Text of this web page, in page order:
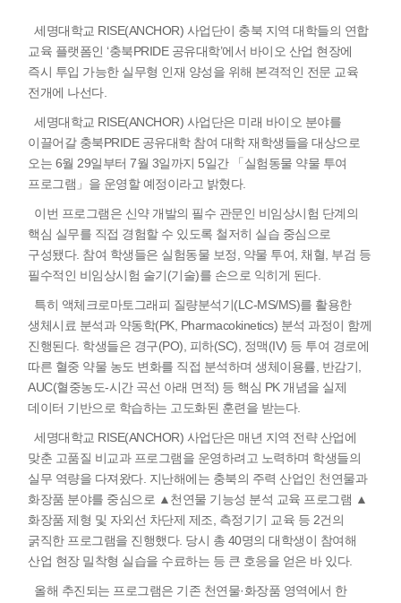
세명대학교 RISE(ANCHOR) 사업단이 충북 지역 대학들의 연합
교육 플랫폼인 ‘충북PRIDE 공유대학’에서 바이오 산업 현장에
즉시 투입 가능한 실무형 인재 양성을 위해 본격적인 전문 교육
전개에 나선다.
세명대학교 RISE(ANCHOR) 사업단은 미래 바이오 분야를
이끌어갈 충북PRIDE 공유대학 참여 대학 재학생들을 대상으로
오는 6월 29일부터 7월 3일까지 5일간 「실험동물 약물 투여
프로그램」을 운영할 예정이라고 밝혔다.
이번 프로그램은 신약 개발의 필수 관문인 비임상시험 단계의
핵심 실무를 직접 경험할 수 있도록 철저히 실습 중심으로
구성됐다. 참여 학생들은 실험동물 보정, 약물 투여, 채혈, 부검 등
필수적인 비임상시험 술기(기술)를 손으로 익히게 된다.
특히 액체크로마토그래피 질량분석기(LC-MS/MS)를 활용한
생체시료 분석과 약동학(PK, Pharmacokinetics) 분석 과정이 함께
진행된다. 학생들은 경구(PO), 피하(SC), 정맥(IV) 등 투여 경로에
따른 혈중 약물 농도 변화를 직접 분석하며 생체이용률, 반감기,
AUC(혈중농도-시간 곡선 아래 면적) 등 핵심 PK 개념을 실제
데이터 기반으로 학습하는 고도화된 훈련을 받는다.
세명대학교 RISE(ANCHOR) 사업단은 매년 지역 전략 산업에
맞춘 고품질 비교과 프로그램을 운영하려고 노력하며 학생들의
실무 역량을 다져왔다. 지난해에는 충북의 주력 산업인 천연물과
화장품 분야를 중심으로 ▲천연물 기능성 분석 교육 프로그램 ▲
화장품 제형 및 자외선 차단제 제조, 측정기기 교육 등 2건의
굵직한 프로그램을 진행했다. 당시 총 40명의 대학생이 참여해
산업 현장 밀착형 실습을 수료하는 등 큰 호응을 얻은 바 있다.
올해 추진되는 프로그램은 기존 천연물·화장품 영역에서 한